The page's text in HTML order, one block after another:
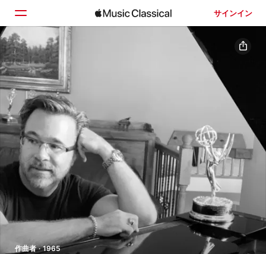
サインイン
ホーム
見つける
検索
作曲者 · 1965